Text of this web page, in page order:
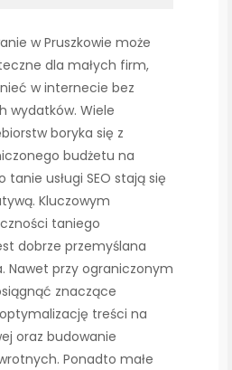
w Pruszkowie może
dla małych firm,
w internecie bez
wydatków. Wiele
boryka się z
budżetu na
usługi SEO stają się
Kluczowym
taniego
dobrze przemyślana
Nawet przy ograniczonym
znaczące
treści na
oraz budowanie
Ponadto małe